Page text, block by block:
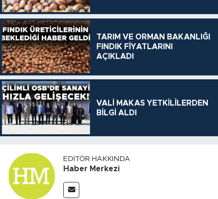
TARIM VE ORMAN BAKANLIĞI
FINDIK FİYATLARINI
AÇIKLADI
VALİ MAKAS YETKİLİLERDEN
BİLGİ ALDI
EDITÖR HAKKINDA
Haber Merkezi